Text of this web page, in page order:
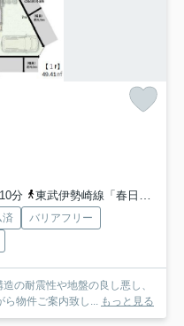
分
東武伊勢崎線「春日部」駅 徒歩27分
済
バリアフリー
ら物件ご案内致し... もっと見る